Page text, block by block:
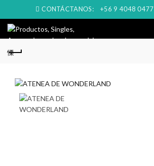
CONTÁCTANOS: +56 9 4048 0477